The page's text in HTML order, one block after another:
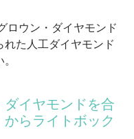
ロウン・ダイヤモンド
た人工ダイヤモンド
イヤモンドを合
らライトボック